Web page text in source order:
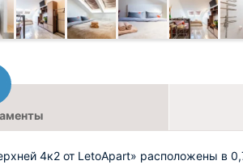
4к2 от LetoApart» расположены в